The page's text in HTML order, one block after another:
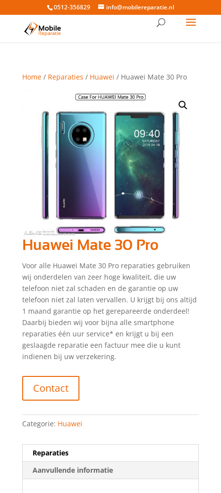
0512-356829 info@mobilereparatie.nl
Home/ Reparaties / Huawei / Huawei Mate 30 Pro
Huawei Mate 30 Pro
Voor alle Huawei Mate 30 Pro reparaties gebruiken
wij onderdelen van zeer hoge kwaliteit, die uw
telefoon niet zal schaden en de garantie op uw
telefoon niet zal laten vervallen. U krijgt bij ons altijd
1 maand garantie op het gerepareerde onderdeel!
Daarbij bieden wij voor bijna alle smartphone
reparaties één uur service* en krijgt u bij een
geslaagde reparatie een factuur mee die u kunt
indienen bij uw verzekering.
Contact
Categorie: Huawei
Reparaties
Aanvullende informatie